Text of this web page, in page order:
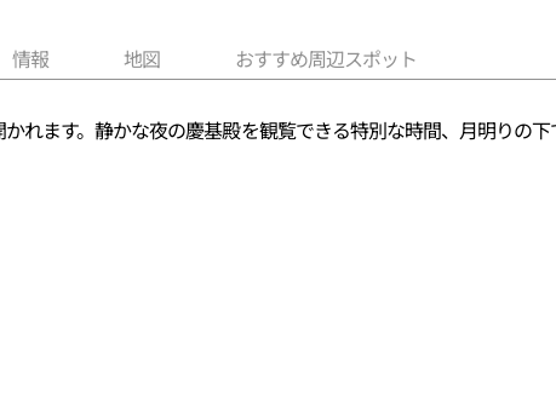
情報 地図 おすすめ周辺スポット
れます。静かな夜の慶基殿を観覧できる特別な時間、月明りの